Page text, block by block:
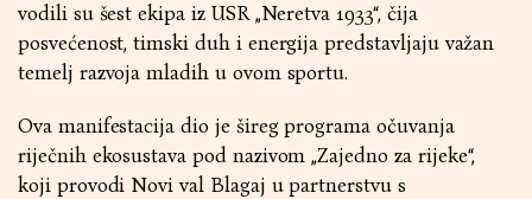
vodili su šest ekipa iz USR „Neretva 1933“, čija
posvećenost, timski duh i energija predstavljaju važan
temelj razvoja mladih u ovom sportu.
Ova manifestacija dio je šireg programa očuvanja
riječnih ekosustava pod nazivom „Zajedno za rijeke“,
koji provodi Novi val Blagaj u partnerstvu s